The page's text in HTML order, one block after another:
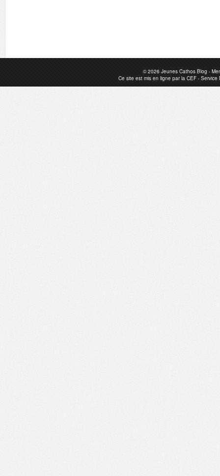
© 2026Jeunes Cathos Blog-
Ce site est mis en ligne par laCEF-Service